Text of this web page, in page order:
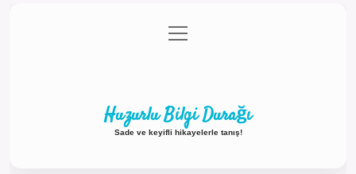
Gizlilik Politikası
menüyü
aç
Huzurlu Bilgi Durağı
Sade ve keyifli hikayelerle tanış!